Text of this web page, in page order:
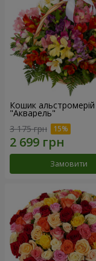
Кошик альстромерій
"Акварель"
3 175 грн
Замовити